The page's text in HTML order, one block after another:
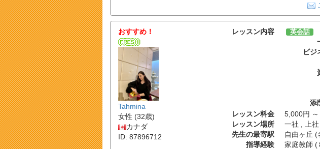
おすすめ！
Tahmina
女性 (32歳)
カナダ
ID: 87896712
レッスン内容 英会話
ビジ
添
レッスン料金
5,000円
レッスン場所
一社 , 上
先生の最寄駅
自由ヶ丘
指導経験
家庭教師 (